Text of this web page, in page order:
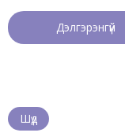
Дэлгэрэнгүй
Шүд